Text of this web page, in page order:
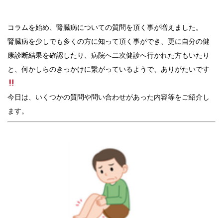
コラムを始め、腎臓病についての質問を頂く事が増えました。
腎臓病を少しでも多くの方に知って頂く事ができ、更に自分の健
康診断結果を確認したり、病院へ二次健診へ行かれた方もいたり
と、何かしらのきっかけに繋がっているようで、ありがたいです
今日は、いくつかの質問や問い合わせがあった内容等をご紹介し
ます。